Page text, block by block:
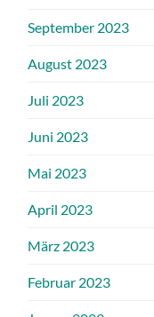
September 2023
August 2023
Juli 2023
Juni 2023
Mai 2023
April 2023
März 2023
Februar 2023